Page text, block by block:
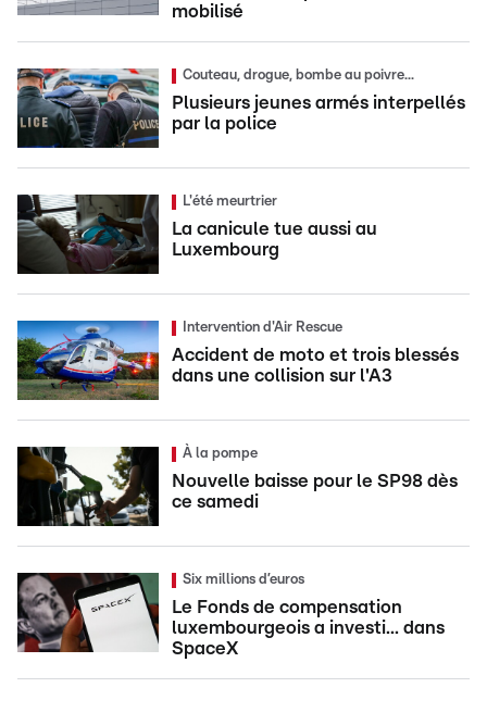
mobilisé
Couteau, drogue, bombe au poivre...
Plusieurs jeunes armés interpellés
par la police
L'été meurtrier
La canicule tue aussi au
Luxembourg
Intervention d'Air Rescue
Accident de moto et trois blessés
dans une collision sur l'A3
À la pompe
Nouvelle baisse pour le SP98 dès
ce samedi
Six millions d’euros
Le Fonds de compensation
luxembourgeois a investi... dans
SpaceX